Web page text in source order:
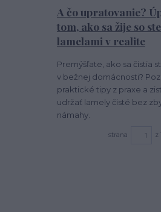
A čo upratovanie?
tom, ako sa žije so
lamelami v realite
Premýšľate, ako sa čistia
v bežnej domácnosti?
praktické tipy z praxe a
udržať lamely čisté bez
námahy.
strana z 1